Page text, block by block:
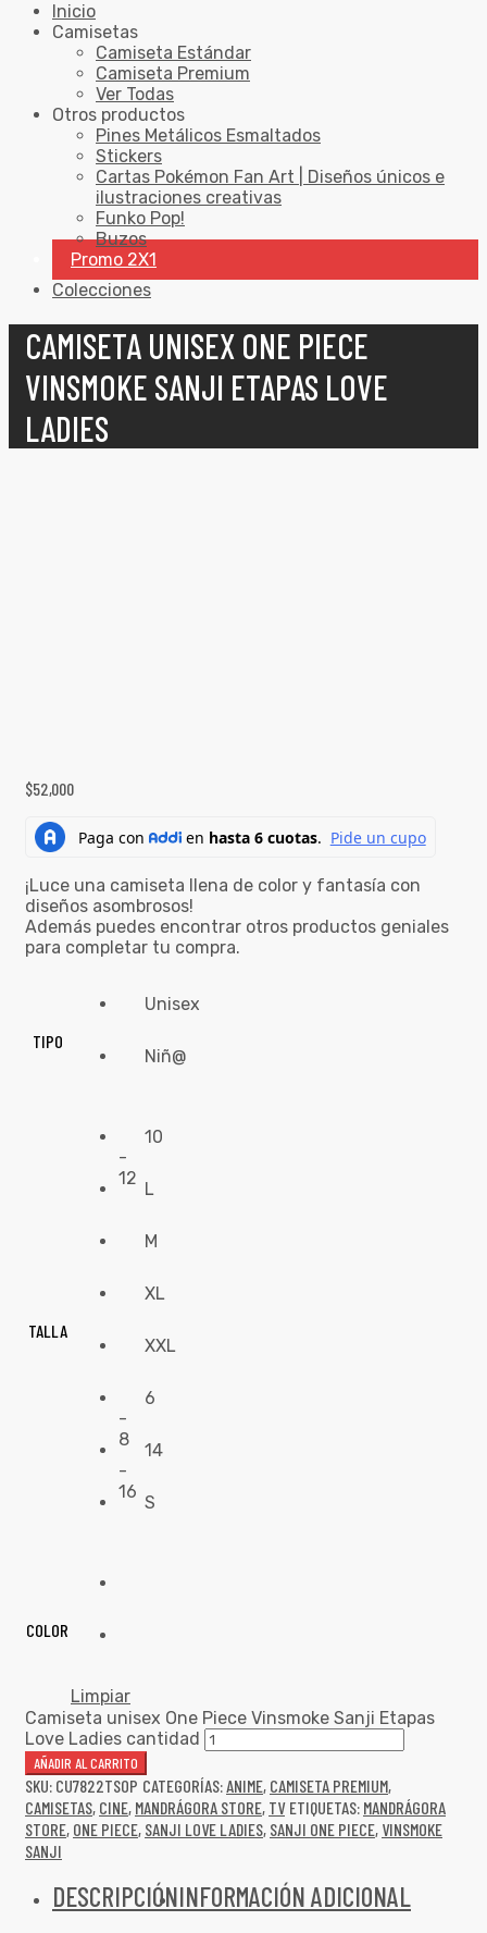
Inicio
Camisetas
Camiseta Estándar
Camiseta Premium
Ver Todas
Otros productos
Pines Metálicos Esmaltados
Stickers
Cartas Pokémon Fan Art | Diseños únicos e
ilustraciones creativas
Funko Pop!
Buzos
Promo 2X1
Colecciones
CAMISETA UNISEX ONE PIECE
VINSMOKE SANJI ETAPAS LOVE
LADIES
$52,000
¡Luce una camiseta llena de color y fantasía con
diseños asombrosos!
Además puedes encontrar otros productos geniales
para completar tu compra.
TIPO
Unisex
Niñ@
TALLA
10
-
12
L
M
XL
XXL
6
-
8
14
-
16
S
COLOR
Limpiar
Camiseta unisex One Piece Vinsmoke Sanji Etapas
Love Ladies cantidad
AÑADIR AL CARRITO
SKU: CU7822TSOP CATEGORÍAS:ANIME, CAMISETA PREMIUM,
CAMISETAS, CINE, MANDRÁGORA STORE, TV ETIQUETAS: MANDRÁGORA
STORE, ONE PIECE, SANJI LOVE LADIES, SANJI ONE PIECE, VINSMOKE
SANJI
DESCRIPCIÓNINFORMACIÓN ADICIONAL